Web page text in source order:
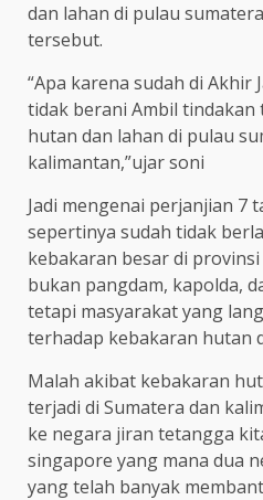
dan lahan di pulau
tersebut.
“Apa karena sudah di Akhir
tidak berani Ambil
hutan dan lahan di pulau
kalimantan,”ujar soni
Jadi mengenai perjanjian 7
sepertinya sudah tidak
kebakaran besar di
bukan pangdam, kapolda,
tetapi masyarakat yang
terhadap kebakaran hutan
Malah akibat kebakaran
terjadi di Sumatera dan
ke negara jiran tetangga
singapore yang mana dua
yang telah banyak